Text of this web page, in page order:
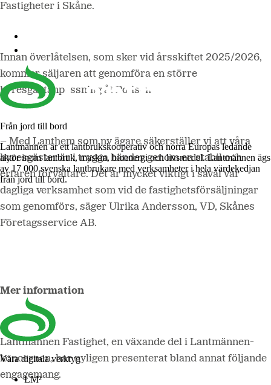
Från jord till bord
Lantmännen är ett lantbrukskooperativ och norra Europas ledande
aktör inom lantbruk, maskin, bioenergi och livsmedel. Lantmännen ägs
av 17 000 svenska lantbrukare med verksamheter i hela värdekedjan
från jord till bord.
Våra digitala verktyg
LM²
Fastigheter i Skåne.
Innan överlåtelsen, som sker vid årsskiftet 2025/2026,
kommer säljaren att genomföra en större
hyresgästanpassning åt Polisen.
– Med Lanthem som ny ägare säkerställer vi att våra
hyresgäster är i trygga händer genom en stabil och
erfaren förvaltare. Det är mycket viktigt i såväl vår
dagliga verksamhet som vid de fastighetsförsäljningar
som genomförs, säger Ulrika Andersson, VD, Skånes
Företagsservice AB.
Mer information
Lantmännen Fastighet, en växande del i Lantmännen-
koncernen, har nyligen presenterat bland annat följande
engagemang.